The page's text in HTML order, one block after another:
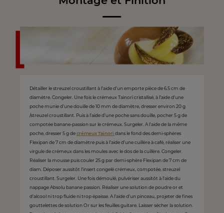
Détailler le streuzel croustillant à l’aide d’un emporte pièce de 6.5 cm de
diamètre. Congeler. Une fois le crémeux Taïnori cristallisé, à l’aide d’une
poche munie d’une douille de 10 mm de diamètre, dresser environ 20 g
/streuzel croustillant. Puis à l’aide d’une poche sans douille, pocher 5 g de
compotée banane-passion sur le crémeux. Surgeler. A l’aide de la même
poche, dresser 5 g decrémeux Taïnori dans le fond des demi-sphères
Flexipan de 7 cm de diamètre puis à l’aide d’une cuillère à café, réaliser une
virgule de crémeux dans les moules avec le dos de la cuillère. Congeler.
Réaliser la mousse puis couler 25 g par demi-sphère Flexipan de 7 cm de
diam. Déposer aussitôt l’insert congelé crémeux, compotée, streuzel
croustillant. Surgeler. Une fois démoulé, pulvériser aussitôt à l’aide du
nappage Absolu banane passion. Réaliser une solution de poudre or et
d’alcool ni trop fluide ni trop épaisse. A l’aide d’un pinceau, projeter de fines
gouttelettes de solution Or sur les feuilles guitare. Laisser sécher la solution.